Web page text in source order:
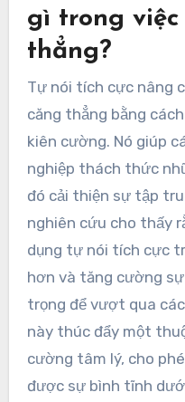
gì trong việc
thẳng?
Tự nói tích cực nâng
căng thẳng bằng
kiên cường. Nó giúp
nghiệp thách thức
đó cải thiện sự tập
nghiên cứu cho thấy
dụng tự nói tích cực
hơn và tăng cường
trọng để vượt qua
này thúc đẩy một
cường tâm lý, cho
được sự bình tĩnh